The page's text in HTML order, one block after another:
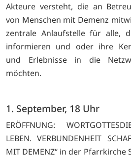
Akteure versteht, die an
von Menschen mit Demenz
zentrale Anlaufstelle für alle,
informieren und oder ihre
und Erlebnisse in die
möchten.
1. September, 18 Uhr
ERÖFFNUNG:
LEBEN. VERBUNDENHEIT
MIT DEMENZ“ in der Pfarrkirche